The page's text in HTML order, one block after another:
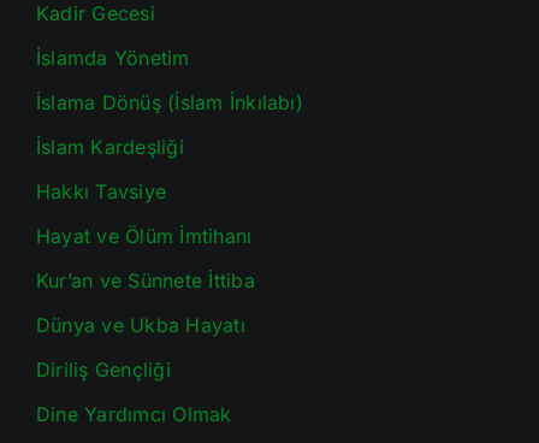
Kadir Gecesi
İslamda Yönetim
İslama Dönüş (İslam İnkılabı)
İslam Kardeşliği
Hakkı Tavsiye
Hayat ve Ölüm İmtihanı
Kur’an ve Sünnete İttiba
Dünya ve Ukba Hayatı
Diriliş Gençliği
Dine Yardımcı Olmak